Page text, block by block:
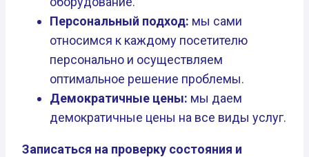
Персональный подход: мы сами
относимся к каждому посетителю
персонально и осуществляем
оптимальное решение проблемы.
Демократичные цены: мы даем
демократичные цены на все виды услуг.
Записаться на проверку состояния и